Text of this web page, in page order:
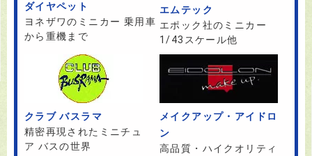
ダイヤペット
ヨネザワのミニカー 乗用車
から重機まで
エムテック
エポック社のミニカー
1/43スケール他
クラブ バスラマ
精密再現されたミニチュ
ア バスの世界
メイクアップ・アイドロ
ン
高品質・ハイクオリティ